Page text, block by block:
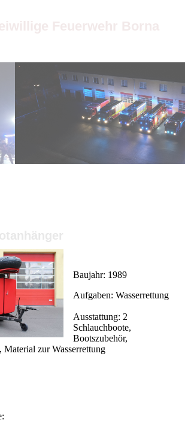
Baujahr: 1989
Aufgaben: Wasserrettung
Ausstattung: 2
Schlauchboote,
Bootszubehör,
Material zur Wasserrettung